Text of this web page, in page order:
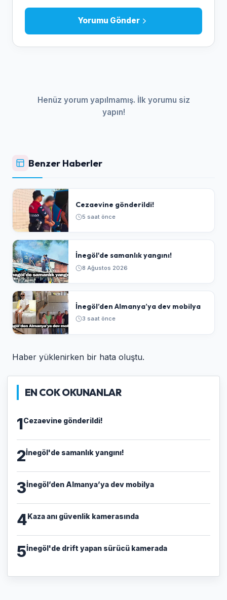
Yorumu Gönder
Henüz yorum yapılmamış. İlk yorumu siz
yapın!
Benzer Haberler
Cezaevine gönderildi!
5 saat önce
İnegöl'de samanlık yangını!
8 Ağustos 2026
İnegöl’den Almanya’ya dev mobilya
3 saat önce
Haber yüklenirken bir hata oluştu.
EN COK OKUNANLAR
1Cezaevine gönderildi!
2İnegöl'de samanlık yangını!
3İnegöl’den Almanya’ya dev mobilya
4Kaza anı güvenlik kamerasında
5İnegöl'de drift yapan sürücü kamerada